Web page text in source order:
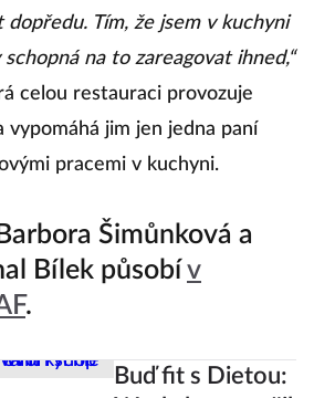
Tím, že jsem v kuchyni
na to zareagovat ihned,“
celou restauraci provozuje
vypomáhá jim jen jedna paní
pracemi v kuchyni.
Šimůnková a
Bílek působí v
.
Buď fit s Dietou: